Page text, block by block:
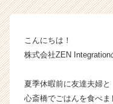
ン
ャ
ー・
こんにちは！
株式会社ZEN Integration
夏季休暇前に友達夫婦と
心斎橋でごはんを食べ